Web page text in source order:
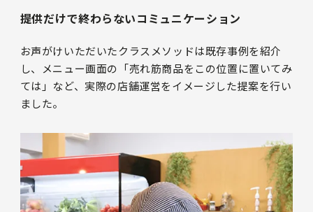
提供だけで終わらないコミュニケーション
お声がけいただいたクラスメソッドは既存事例を紹介
し、メニュー画面の「売れ筋商品をこの位置に置いてみ
ては」など、実際の店舗運営をイメージした提案を行い
ました。